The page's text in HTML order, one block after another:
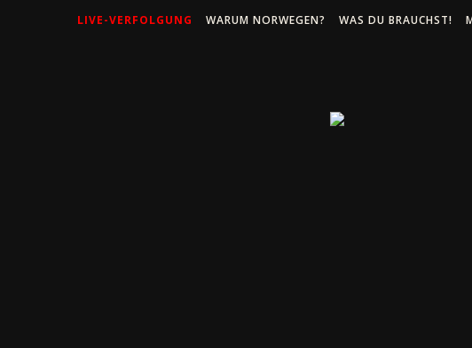
LIVE-VERFOLGUNG WARUM NORWEGEN? WAS DU BRAUCHST!